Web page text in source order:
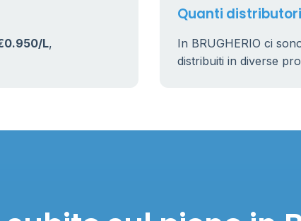
L,
Quanti distributori
In BRUGHERIO ci
distribuiti in diverse